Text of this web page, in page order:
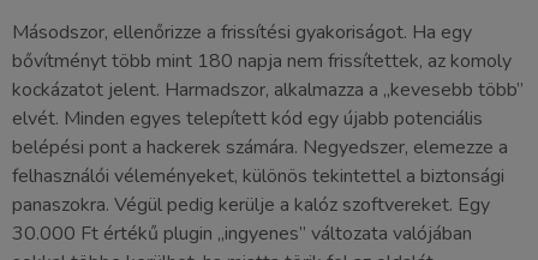
Másodszor, ellenőrizze a frissítési gyakoriságot. Ha egy
bővítményt több mint 180 napja nem frissítettek, az komoly
kockázatot jelent. Harmadszor, alkalmazza a „kevesebb több”
elvét. Minden egyes telepített kód egy újabb potenciális
belépési pont a hackerek számára. Negyedszer, elemezze a
felhasználói véleményeket, különös tekintettel a biztonsági
panaszokra. Végül pedig kerülje a kalóz szoftvereket. Egy
30.000 Ft értékű plugin „ingyenes” változata valójában